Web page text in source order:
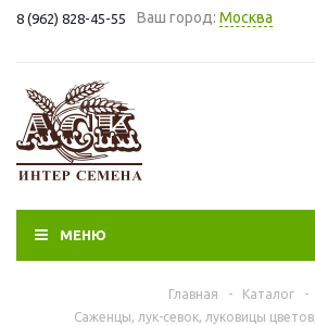
8 (962) 828-45-55 Ваш город: Москва
МЕНЮ
Главная - Каталог
-
Саженцы, лук-севок, луковицы